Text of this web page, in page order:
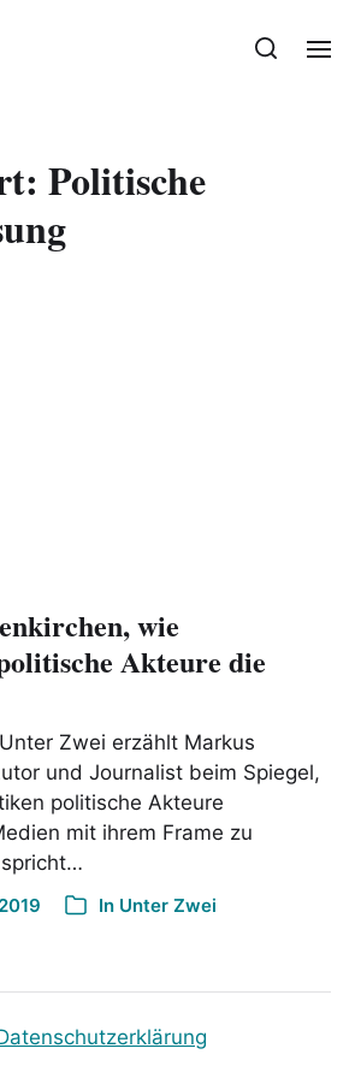
Politische
wie
Akteure die
Zwei erzählt Markus
und Journalist beim Spiegel,
politische Akteure
mit ihrem Frame zu
In Unter Zwei